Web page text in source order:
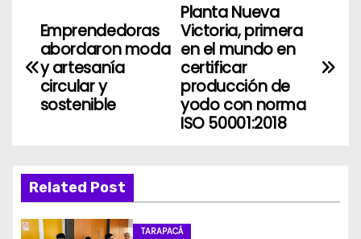
N
a
a
c
Planta Nueva
Victoria, primera
en el mundo en
certificar
producción de
yodo con norma
ISO 50001:2018
Emprendedoras
abordaron moda
y artesanía
circular y
sostenible
Related Post
TARAPACÁ